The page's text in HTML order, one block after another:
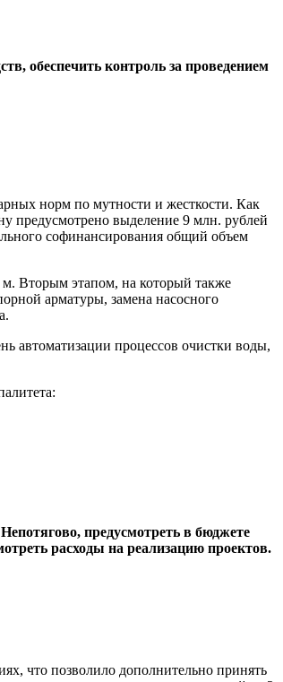
обеспечить контроль за проведением
норм по мутности и жесткости. Как
предусмотрено выделение 9 млн. рублей
софинансирования общий объем
м. Вторым этапом, на который также
арматуры, замена насосного
автоматизации процессов очистки воды,
предусмотреть в бюджете
расходы на реализацию проектов.
что позволило дополнительно принять